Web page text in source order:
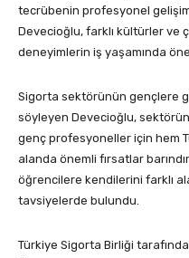
tecrübenin profesyonel
Devecioğlu, farklı kültürler ve
deneyimlerin iş yaşamında
Sigorta sektörünün gençlere
söyleyen Devecioğlu,
genç profesyoneller için hem
alanda önemli fırsatlar
öğrencilere kendilerini farklı
tavsiyelerde bulundu.
Türkiye Sigorta Birliği